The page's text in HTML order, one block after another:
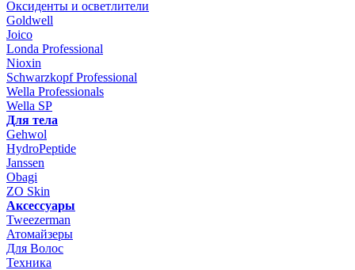
Оксиденты и осветлители
Goldwell
Joico
Londa Professional
Nioxin
Schwarzkopf Professional
Wella Professionals
Wella SP
Для тела
Gehwol
HydroPeptide
Janssen
Obagi
ZO Skin
Aксессуары
Tweezerman
Атомайзеры
Для Волос
Техника